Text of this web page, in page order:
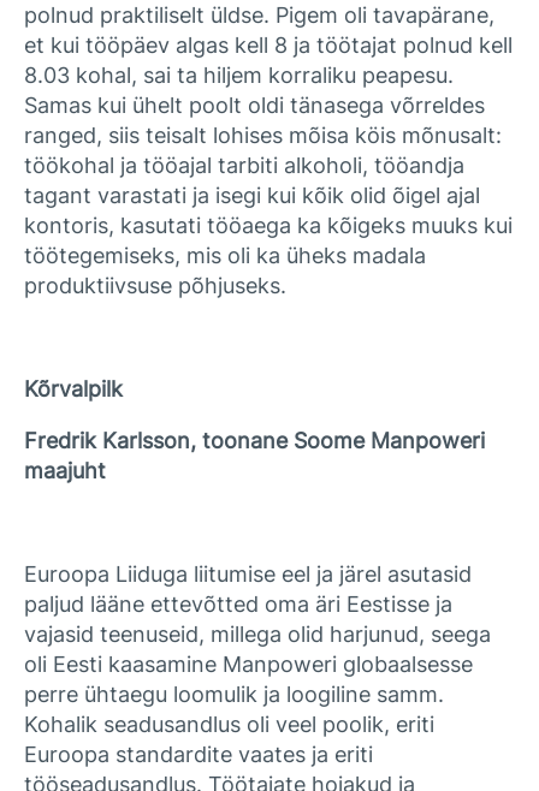
polnud praktiliselt üldse. Pigem oli tavapärane,
et kui tööpäev algas kell 8 ja töötajat polnud kell
8.03 kohal, sai ta hiljem korraliku peapesu.
Samas kui ühelt poolt oldi tänasega võrreldes
ranged, siis teisalt lohises mõisa köis mõnusalt:
töökohal ja tööajal tarbiti alkoholi, tööandja
tagant varastati ja isegi kui kõik olid õigel ajal
kontoris, kasutati tööaega ka kõigeks muuks kui
töötegemiseks, mis oli ka üheks madala
produktiivsuse põhjuseks.
Kõrvalpilk
Fredrik Karlsson, toonane Soome Manpoweri
maajuht
Euroopa Liiduga liitumise eel ja järel asutasid
paljud lääne ettevõtted oma äri Eestisse ja
vajasid teenuseid, millega olid harjunud, seega
oli Eesti kaasamine Manpoweri globaalsesse
perre ühtaegu loomulik ja loogiline samm.
Kohalik seadusandlus oli veel poolik, eriti
Euroopa standardite vaates ja eriti
tööseadusandlus. Töötajate hoiakud ja